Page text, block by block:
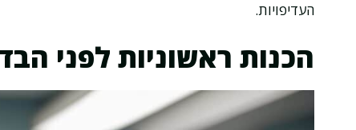
העדיפויות.
הכנות ראשוניות לפני